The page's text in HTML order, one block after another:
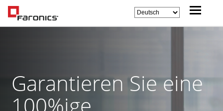
Garantieren Sie eine
100%ige